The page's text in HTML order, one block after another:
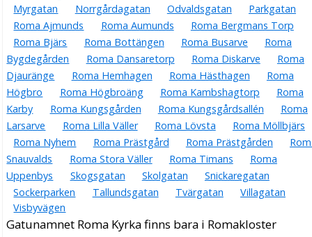
Myrgatan
Norrgårdagatan Odvaldsgatan
Parkgatan
Roma Ajmunds
Roma Aumunds
Roma Bergmans Torp
Roma Bjärs
Roma Bottängen Roma Busarve
Roma
Bygdegården
Roma Dansaretorp Roma Diskarve
Roma
Djauränge
Roma Hemhagen Roma Hästhagen
Roma
Högbro
Roma Högbroäng Roma Kambshagtorp
Roma
Karby
Roma Kungsgården Roma Kungsgårdsallén
Roma
Larsarve
Roma Lilla Väller Roma Lövsta
Roma Möllbjärs
Roma Nyhem
Roma Prästgård Roma Prästgården
Snauvalds
Roma Stora Väller Roma Timans
Roma
Uppenbys
Skogsgatan Skolgatan
Snickaregatan
Sockerparken
Tallundsgatan Tvärgatan
Villagatan
Visbyvägen
Gatunamnet Roma Kyrka finns bara i Romakloster